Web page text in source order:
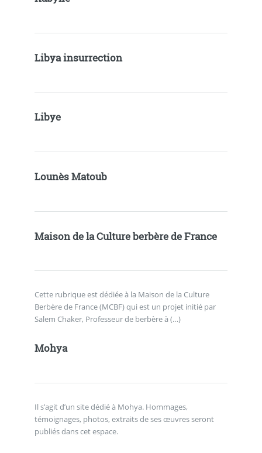
Libya insurrection
Libye
Lounès Matoub
Maison de la Culture berbère de France
Cette rubrique est dédiée à la Maison de la Culture
Berbère de France (MCBF) qui est un projet initié par
Salem Chaker, Professeur de berbère à (…)
Mohya
Il s’agit d’un site dédié à Mohya. Hommages,
témoignages, photos, extraits de ses œuvres seront
publiés dans cet espace.